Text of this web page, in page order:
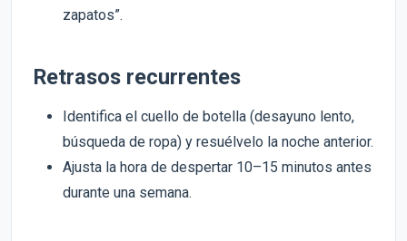
zapatos”.
Retrasos recurrentes
Identifica el cuello de botella (desayuno lento,
búsqueda de ropa) y resuélvelo la noche anterior.
Ajusta la hora de despertar 10–15 minutos antes
durante una semana.